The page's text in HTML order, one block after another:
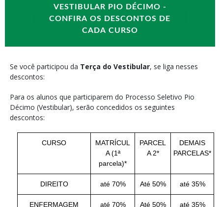
VESTIBULAR PIO DÉCIMO -
CONFIRA OS DESCONTOS DE
CADA CURSO
Se você participou da Terça do Vestibular, se liga nesses
descontos:
Para os alunos que participarem do Processo Seletivo Pio
Décimo (Vestibular), serão concedidos os seguintes
descontos:
CURSO
MATRÍCUL
A (1ª
parcela)*
PARCEL
A 2*
DEMAIS
PARCELAS*
DIREITO até 70% Até 50% até 35%
ENFERMAGEM até 70% Até 50% até 35%